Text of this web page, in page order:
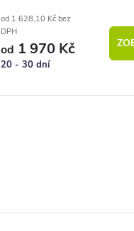
od 1 628,10 Kč bez
DPH
od 1 970 Kč
20 - 30 dní